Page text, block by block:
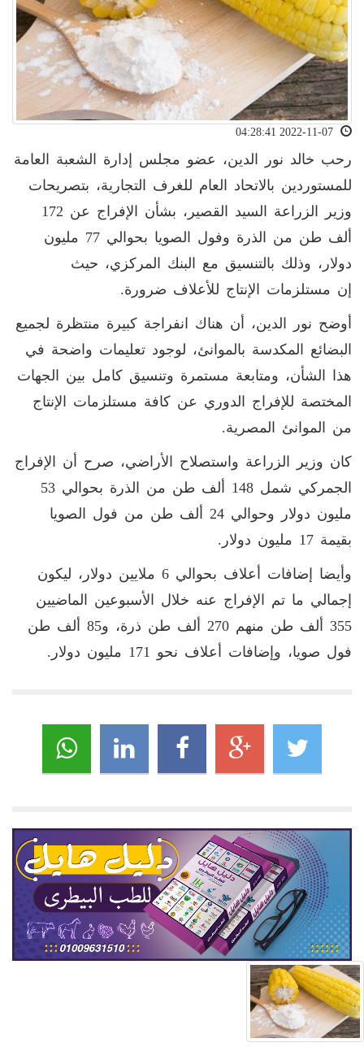
رحب خالد نور الدين، عضو مجلس إدارة الشعبة العامة
للمستوردين بالاتحاد العام للغرف التجارية، بتصريحات
وزير الزراعة السيد القصير، بشأن الإفراج عن 172
ألف طن من الذرة وفول الصويا بحوالي 77 مليون
دولار، وذلك بالتنسيق مع البنك المركزي، حيث
إن مستلزمات الإنتاج للأعلاف ضرورة.
أوضح نور الدين، أن هناك انفراجة كبيرة منتظرة لجميع
البضائع المكدسة بالموانئ، لوجود تعليمات واضحة في
هذا الشأن، ومتابعة مستمرة وتنسيق كامل بين الجهات
المختصة للإفراج الدوري عن كافة مستلزمات الإنتاج
من الموانئ المصرية.
كان وزير الزراعة واستصلاح الأراضي، صرح أن الإفراج
الجمركي شمل 148 ألف طن من الذرة بحوالي 53
مليون دولار وحوالي 24 ألف طن من فول الصويا
بقيمة 17 مليون دولار.
وأيضا إضافات أعلاف بحوالي 6 ملايين دولار، ليكون
إجمالي ما تم الإفراج عنه خلال الأسبوعين الماضيين
355 ألف طن منهم 270 ألف طن ذرة، و85 ألف طن
فول صويا، وإضافات أعلاف نحو 171 مليون دولار.